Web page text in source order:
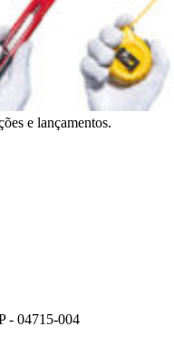
e lançamentos.
- 04715-004